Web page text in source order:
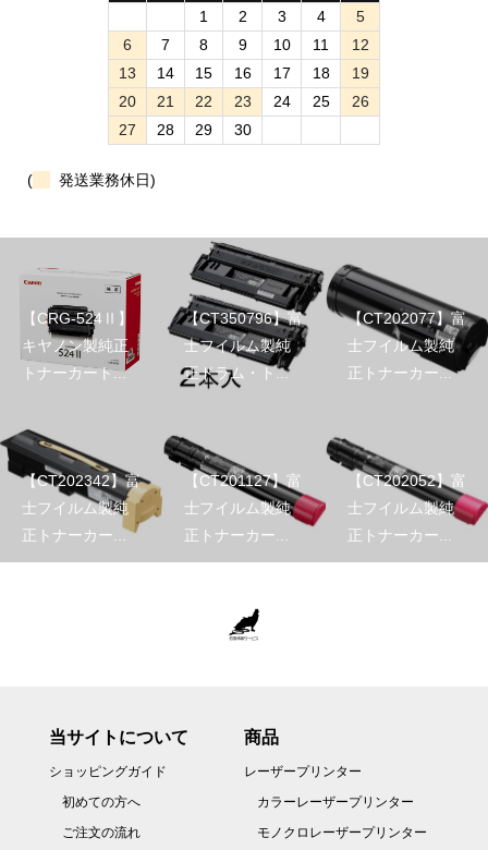
1
2 3 4
5
6
7 8 9 10 11
12
13
14 15 16 17 18
19
20
21 22 23 24 25
26
27
28 29 30
( 発送業務休日)
【CRG-524Ⅱ】
キヤノン製純正
トナーカート...
【CT350796】富
士フイルム製純
正ドラム・ト...
【CT202077】富
士フイルム製純
正トナーカー...
【CT202342】富
士フイルム製純
正トナーカー...
【CT201127】富
士フイルム製純
正トナーカー...
【CT202052】富
士フイルム製純
正トナーカー...
当サイトについて
ショッピングガイド
初めての方へ
ご注文の流れ
商品
レーザープリンター
カラーレーザープリンター
モノクロレーザープリンター